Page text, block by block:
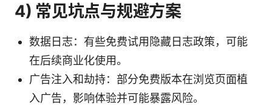
4) 常见坑点与规避方案
数据日志：有些免费试用隐藏日志政策，可能
在后续商业化使用。
广告注入和劫持：部分免费版本在浏览页面植
入广告，影响体验并可能暴露风险。